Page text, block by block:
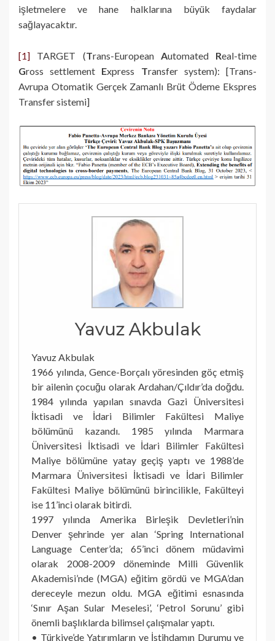
işletmelere ve hane halklarına büyük faydalar
sağlayacaktır.
[1] TARGET (Trans-European Automated Real-time
Gross settlement Express Transfer system): [Trans-
Avrupa Otomatik Gerçek Zamanlı Brüt Ödeme Ekspres
Transfer sistemi]
Yavuz Akbulak
Yavuz Akbulak
1966 yılında, Gence-Borçalı yöresinden göç etmiş
bir ailenin çocuğu olarak Ardahan/Çıldır’da doğdu.
1984 yılında yapılan sınavda Gazi Üniversitesi
İktisadi ve İdari Bilimler Fakültesi Maliye
bölümünü kazandı. 1985 yılında Marmara
Üniversitesi İktisadi ve İdari Bilimler Fakültesi
Maliye bölümüne yatay geçiş yaptı ve 1988’de
Marmara Üniversitesi İktisadi ve İdari Bilimler
Fakültesi Maliye bölümünü birincilikle, Fakülteyi
ise 11’inci olarak bitirdi.
1997 yılında Amerika Birleşik Devletleri’nin
Denver şehrinde yer alan ‘Spring International
Language Center’da; 65’inci dönem müdavimi
olarak 2008-2009 döneminde Milli Güvenlik
Akademisi’nde (MGA) eğitim gördü ve MGA’dan
dereceyle mezun oldu. MGA eğitimi esnasında
‘Sınır Aşan Sular Meselesi’, ‘Petrol Sorunu’ gibi
önemli başlıklarda bilimsel çalışmalar yaptı.
• Türkiye’de Yatırımların ve İstihdamın Durumu ve